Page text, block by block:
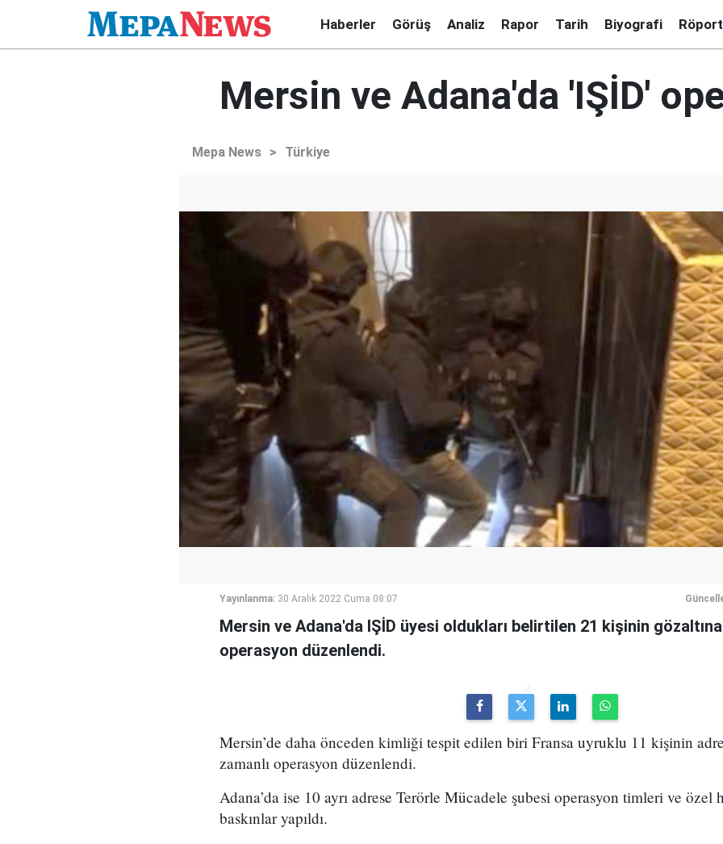
Haberler Görüş Analiz Rapor Tarih Biyografi
Mersin ve Adana'da 'IŞİD'
Mepa News > Türkiye
Yayınlanma: 30 Aralık 2022 Cuma 08:07
Mersin ve Adana'da IŞİD üyesi oldukları belirtilen 21 kişinin gözaltına
operasyon düzenlendi.
Mersin’de daha önceden kimliği tespit edilen biri Fransa uyruklu 11 kişinin
zamanlı operasyon düzenlendi.
Adana’da ise 10 ayrı adrese Terörle Mücadele şubesi operasyon timleri ve özel
baskınlar yapıldı.